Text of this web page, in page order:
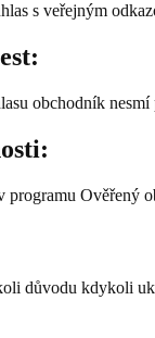
s veřejným
obchodník
programu
důvodu kdykoli